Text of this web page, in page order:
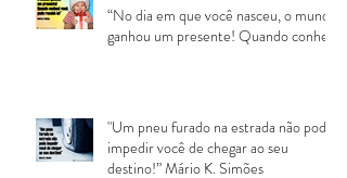
“No dia em que você nasceu, o mundo
ganhou um presente! Quando conheci
"Um pneu furado na estrada não pode
impedir você de chegar ao seu
destino!” Mário K. Simões